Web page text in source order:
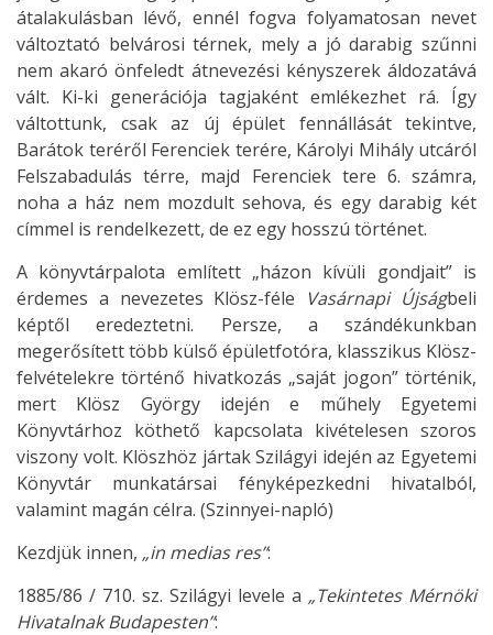
átalakulásban lévő, ennél fogva folyamatosan nevet
változtató belvárosi térnek, mely a jó darabig szűnni
nem akaró önfeledt átnevezési kényszerek áldozatává
vált. Ki-ki generációja tagjaként emlékezhet rá. Így
váltottunk, csak az új épület fennállását tekintve,
Barátok teréről Ferenciek terére, Károlyi Mihály utcáról
Felszabadulás térre, majd Ferenciek tere 6. számra,
noha a ház nem mozdult sehova, és egy darabig két
címmel is rendelkezett, de ez egy hosszú történet.
A könyvtárpalota említett „házon kívüli gondjait” is
érdemes a nevezetes Klösz-féle
Vasárnapi Újságbeli
képtől eredeztetni. Persze, a szándékunkban
megerősített több külső épületfotóra, klasszikus Klösz-
felvételekre történő hivatkozás „saját jogon” történik,
mert Klösz György idején e műhely Egyetemi
Könyvtárhoz köthető kapcsolata kivételesen szoros
viszony volt. Klöszhöz jártak Szilágyi idején az Egyetemi
Könyvtár munkatársai fényképezkedni hivatalból,
valamint magán célra. (Szinnyei-napló)
Kezdjük innen, „in medias res”:
1885/86 / 710. sz. Szilágyi levele a „Tekintetes Mérnöki
Hivatalnak Budapesten”: